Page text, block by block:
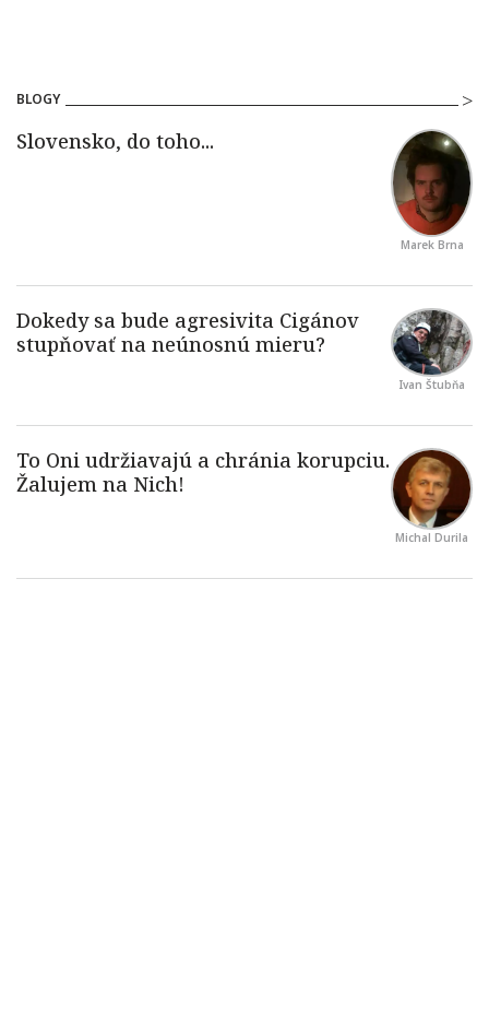
BLOGY
Marek Brna
Ivan Štubňa
Michal Durila